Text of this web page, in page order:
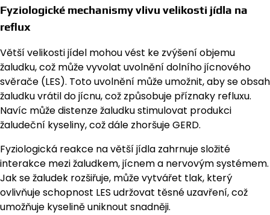
Fyziologické mechanismy vlivu velikosti jídla na
reflux
Větší velikosti jídel mohou vést ke zvýšení objemu
žaludku, což může vyvolat uvolnění dolního jícnového
svěrače (LES). Toto uvolnění může umožnit, aby se obsah
žaludku vrátil do jícnu, což způsobuje příznaky refluxu.
Navíc může distenze žaludku stimulovat produkci
žaludeční kyseliny, což dále zhoršuje GERD.
Fyziologická reakce na větší jídla zahrnuje složité
interakce mezi žaludkem, jícnem a nervovým systémem.
Jak se žaludek rozšiřuje, může vytvářet tlak, který
ovlivňuje schopnost LES udržovat těsné uzavření, což
umožňuje kyselině uniknout snadněji.